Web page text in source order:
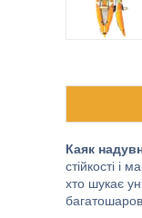
Каяк
стійкості і
хто шукає